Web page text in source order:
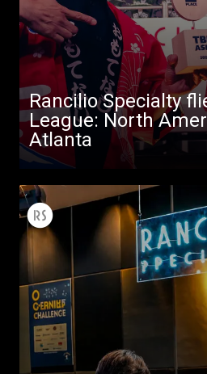
Rancilio Specialty
League: North
Atlanta
Alle
Produkte
Herunterladen
Mehr